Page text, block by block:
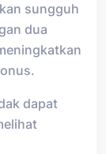
sungguh
dua
dapat